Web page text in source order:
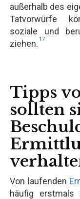
außerhalb des
Tatvorwürfe
soziale und
ziehen. 17
Tipps
sollten
Von laufenden
häufig erstmals